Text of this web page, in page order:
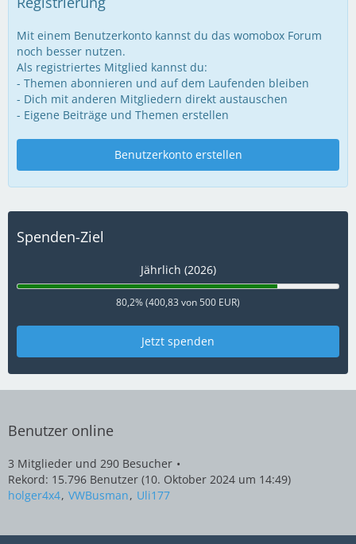
Mit einem Benutzerkonto kannst du das womobox Forum
noch besser nutzen.
Als registriertes Mitglied kannst du:
- Themen abonnieren und auf dem Laufenden bleiben
- Dich mit anderen Mitgliedern direkt austauschen
- Eigene Beiträge und Themen erstellen
Benutzerkonto erstellen
Spenden-Ziel
Jährlich (2026)
80,2% (400,83 von 500 EUR)
Jetzt spenden
Benutzer online
3 Mitglieder und 290 Besucher
Rekord: 15.796 Benutzer (10. Oktober 2024 um 14:49)
holger4x4 VWBusman Uli177